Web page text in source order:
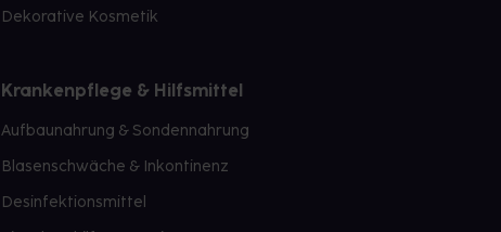
Dekorative Kosmetik
Krankenpflege & Hilfsmittel
Aufbaunahrung & Sondennahrung
Blasenschwäche & Inkontinenz
Desinfektionsmittel